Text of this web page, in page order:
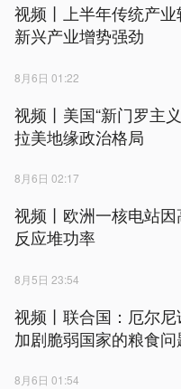
视频丨上半年传统产业
新兴产业增势强劲
8月6日 01:22
视频丨美国“新门罗主
拉美地缘政治格局
8月6日 02:17
视频丨欧洲一核电站
反应堆功率
8月5日 23:54
视频丨联合国：厄尔
加剧脆弱国家的粮食问
8月6日 01:54